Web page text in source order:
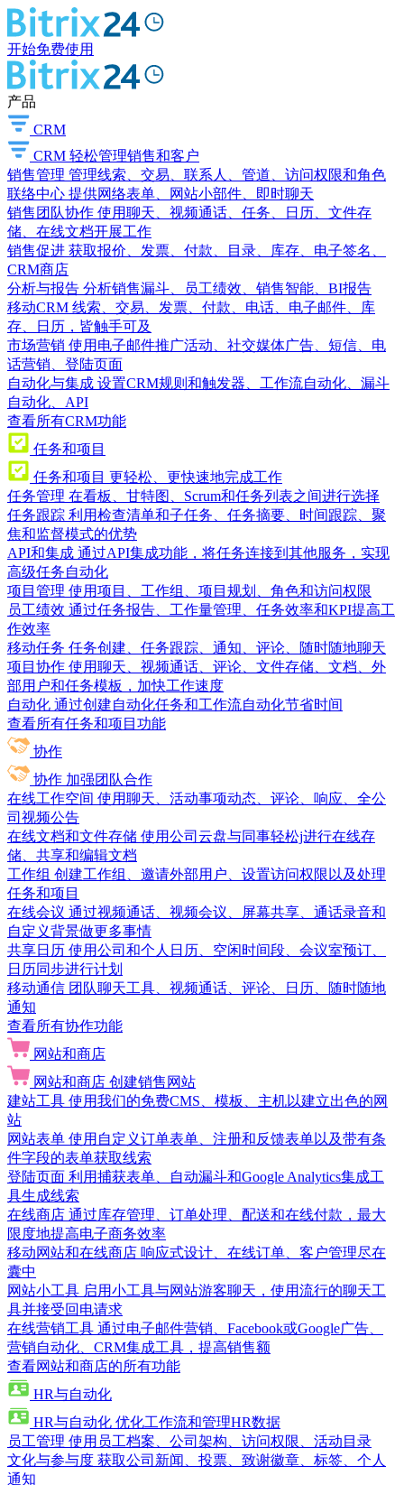
开始免费使用
产品
CRM
CRM 轻松管理销售和客户
销售管理 管理线索、交易、联系人、管道、访问权限和角色
联络中心 提供网络表单、网站小部件、即时聊天
销售团队协作 使用聊天、视频通话、任务、日历、文件存
储、在线文档开展工作
销售促进 获取报价、发票、付款、目录、库存、电子签名、
CRM商店
分析与报告 分析销售漏斗、员工绩效、销售智能、BI报告
移动CRM 线索、交易、发票、付款、电话、电子邮件、库
存、日历，皆触手可及
市场营销 使用电子邮件推广活动、社交媒体广告、短信、电
话营销、登陆页面
自动化与集成 设置CRM规则和触发器、工作流自动化、漏斗
自动化、API
查看所有CRM功能
任务和项目
任务和项目 更轻松、更快速地完成工作
任务管理 在看板、甘特图、Scrum和任务列表之间进行选择
任务跟踪 利用检查清单和子任务、任务摘要、时间跟踪、聚
焦和监督模式的优势
API和集成 通过API集成功能，将任务连接到其他服务，实现
高级任务自动化
项目管理 使用项目、工作组、项目规划、角色和访问权限
员工绩效 通过任务报告、工作量管理、任务效率和KPI提高工
作效率
移动任务 任务创建、任务跟踪、通知、评论、随时随地聊天
项目协作 使用聊天、视频通话、评论、文件存储、文档、外
部用户和任务模板，加快工作速度
自动化 通过创建自动化任务和工作流自动化节省时间
查看所有任务和项目功能
协作
协作 加强团队合作
在线工作空间 使用聊天、活动事项动态、评论、响应、全公
司视频公告
在线文档和文件存储 使用公司云盘与同事轻松j进行在线存
储、共享和编辑文档
工作组 创建工作组、邀请外部用户、设置访问权限以及处理
任务和项目
在线会议 通过视频通话、视频会议、屏幕共享、通话录音和
自定义背景做更多事情
共享日历 使用公司和个人日历、空闲时间段、会议室预订、
日历同步进行计划
移动通信 团队聊天工具、视频通话、评论、日历、随时随地
通知
查看所有协作功能
网站和商店
网站和商店 创建销售网站
建站工具 使用我们的免费CMS、模板、主机以建立出色的网
站
网站表单 使用自定义订单表单、注册和反馈表单以及带有条
件字段的表单获取线索
登陆页面 利用捕获表单、自动漏斗和Google Analytics集成工
具生成线索
在线商店 通过库存管理、订单处理、配送和在线付款，最大
限度地提高电子商务效率
移动网站和在线商店 响应式设计、在线订单、客户管理尽在
囊中
网站小工具 启用小工具与网站游客聊天，使用流行的聊天工
具并接受回电请求
在线营销工具 通过电子邮件营销、Facebook或Google广告、
营销自动化、CRM集成工具，提高销售额
查看网站和商店的所有功能
HR与自动化
HR与自动化 优化工作流和管理HR数据
员工管理 使用员工档案、公司架构、访问权限、活动目录
文化与参与度 获取公司新闻、投票、致谢徽章、标签、个人
通知